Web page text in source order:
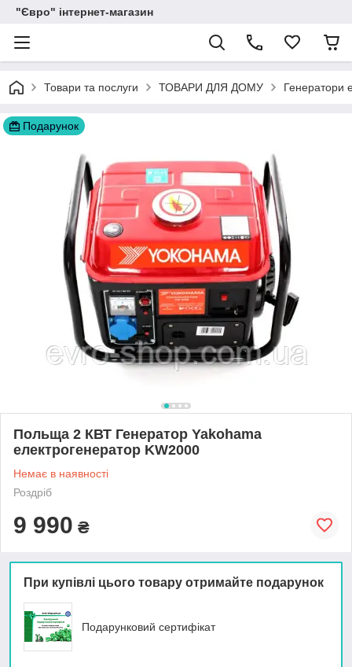
"Євро" інтернет-магазин
Товари та послуги ТОВАРИ ДЛЯ ДОМУ Генератори
Подарунок
Польща 2 КВТ Генератор Yakohama
електрогенератор KW2000
Немає в наявності
Роздріб
9 990 ₴
При купівлі цього товару отримайте подарунок
Подарунковий сертифікат